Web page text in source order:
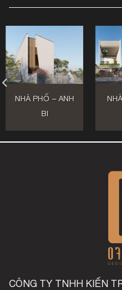
NHÀ PHỐ – ANH
BI
CÔNG TY TNHH KIẾN